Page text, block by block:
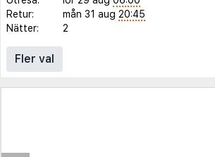
Retur:
mån 31 aug 20:45
Nätter:
2
Fler val